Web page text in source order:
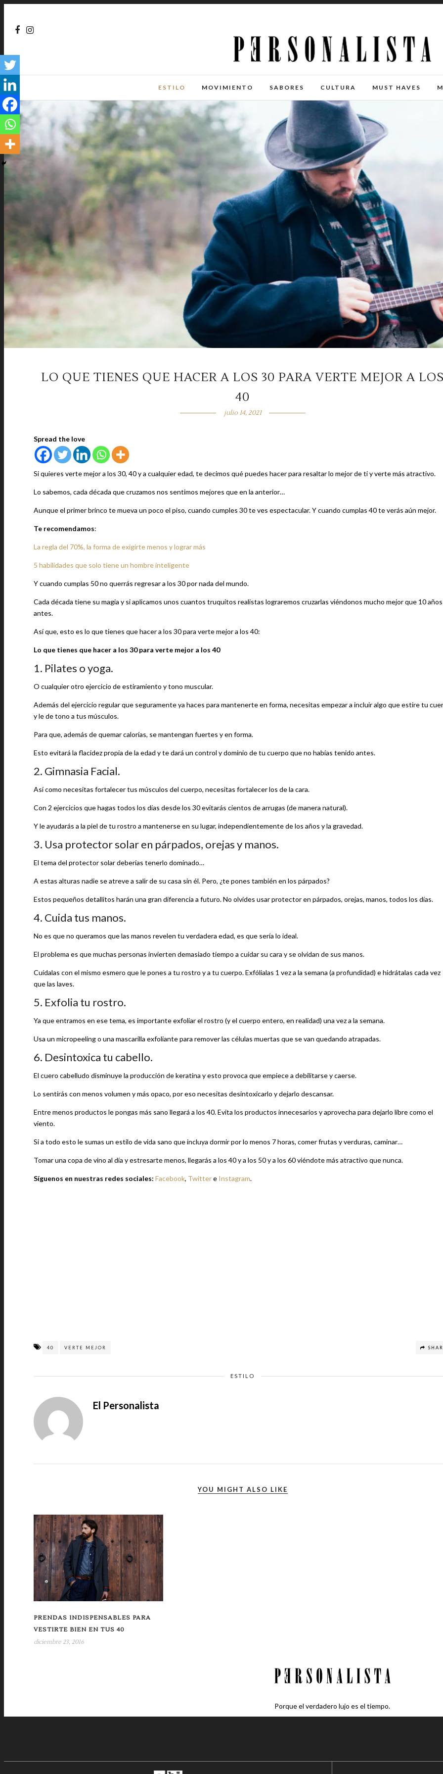
ESTILO MOVIMIENTO SABORES CULTURA MUST HAVES
LO QUE TIENES QUE HACER A LOS 30 PARA VERTE MEJOR A
40
julio 14, 2021
Spread the love
Si quieres verte mejor a los 30, 40 y a cualquier edad, te decimos qué puedes hacer para resaltar lo mejor de ti y verte más atractivo.
Lo sabemos, cada década que cruzamos nos sentimos mejores que en la anterior…
Aunque el primer brinco te mueva un poco el piso, cuando cumples 30 te ves espectacular. Y cuando cumplas 40 te verás aún mejor.
Te recomendamos:
La regla del 70%, la forma de exigirte menos y lograr más
5 habilidades que solo tiene un hombre inteligente
Y cuando cumplas 50 no querrás regresar a los 30 por nada del mundo.
Cada década tiene su magia y si aplicamos unos cuantos truquitos realistas lograremos cruzarlas viéndonos mucho mejor que 10 años
antes.
Así que, esto es lo que tienes que hacer a los 30 para verte mejor a los 40:
Lo que tienes que hacer a los 30 para verte mejor a los 40
1. Pilates o yoga.
O cualquier otro ejercicio de estiramiento y tono muscular.
Además del ejercicio regular que seguramente ya haces para mantenerte en forma, necesitas empezar a incluir algo que estire tu
y le de tono a tus músculos.
Para que, además de quemar calorías, se mantengan fuertes y en forma.
Esto evitará la flacidez propia de la edad y te dará un control y dominio de tu cuerpo que no habías tenido antes.
2. Gimnasia Facial.
Así como necesitas fortalecer tus músculos del cuerpo, necesitas fortalecer los de la cara.
Con 2 ejercicios que hagas todos los días desde los 30 evitarás cientos de arrugas (de manera natural).
Y le ayudarás a la piel de tu rostro a mantenerse en su lugar, independientemente de los años y la gravedad.
3. Usa protector solar en párpados, orejas y manos.
El tema del protector solar deberías tenerlo dominado…
A estas alturas nadie se atreve a salir de su casa sin él. Pero, ¿te pones también en los párpados?
Estos pequeños detallitos harán una gran diferencia a futuro. No olvides usar protector en párpados, orejas, manos, todos los días.
4. Cuida tus manos.
No es que no queramos que las manos revelen tu verdadera edad, es que sería lo ideal.
El problema es que muchas personas invierten demasiado tiempo a cuidar su cara y se olvidan de sus manos.
Cuídalas con el mismo esmero que le pones a tu rostro y a tu cuerpo. Exfólialas 1 vez a la semana (a profundidad) e hidrátalas cada vez
que las laves.
5. Exfolia tu rostro.
Ya que entramos en ese tema, es importante exfoliar el rostro (y el cuerpo entero, en realidad) una vez a la semana.
Usa un micropeeling o una mascarilla exfoliante para remover las células muertas que se van quedando atrapadas.
6. Desintoxica tu cabello.
El cuero cabelludo disminuye la producción de keratina y esto provoca que empiece a debilitarse y caerse.
Lo sentirás con menos volumen y más opaco, por eso necesitas desintoxicarlo y dejarlo descansar.
Entre menos productos le pongas más sano llegará a los 40. Evita los productos innecesarios y aprovecha para dejarlo libre como el
viento.
Si a todo esto le sumas un estilo de vida sano que incluya dormir por lo menos 7 horas, comer frutas y verduras, caminar…
Tomar una copa de vino al día y estresarte menos, llegarás a los 40 y a los 50 y a los 60 viéndote más atractivo que nunca.
Síguenos en nuestras redes sociales: Facebook, Twittere Instagram.
40 VERTE MEJOR
ESTILO
El Personalista
YOU MIGHT ALSO LIKE
PRENDAS INDISPENSABLES PARA
VESTIRTE BIEN EN TUS 40
diciembre 23, 2016
Porque el verdadero lujo es el tiempo.